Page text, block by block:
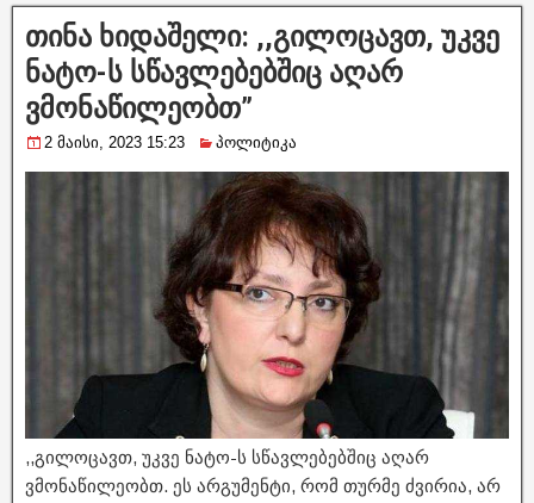
თინა ხიდაშელი: ,,გილოცავთ, უკვე
ნატო-ს სწავლებებშიც აღარ
ვმონაწილეობთ”
2 მაისი, 2023 15:23 პოლიტიკა
,,გილოცავთ, უკვე ნატო-ს სწავლებებშიც აღარ
ვმონაწილეობთ. ეს არგუმენტი, რომ თურმე ძვირია, არ